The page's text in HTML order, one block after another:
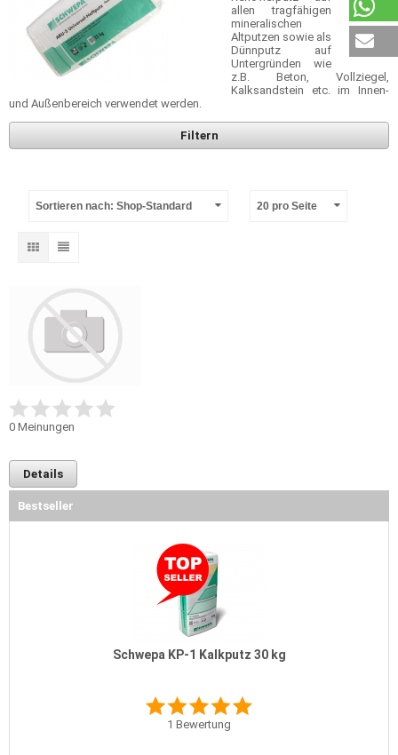
allen tragfähigen
mineralischen
Altputzen sowie als
Dünnputz auf
Untergründen wie
z.B. Beton, Vollziegel,
Kalksandstein etc. im Innen-
und Außenbereich verwendet werden.
Filtern
Sortieren nach: Shop-Standard 20 pro Seite
0 Meinungen
Details
Bestseller
Schwepa KP-1 Kalkputz 30 kg
1 Bewertung